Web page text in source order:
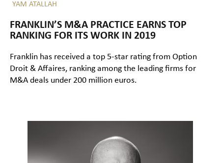
YAM ATALLAH
FRANKLIN’S M&A PRACTICE EARNS TOP
RANKING FOR ITS WORK IN 2019
Franklin has received a top 5-star rating from Option
Droit & Affaires, ranking among the leading firms for
M&A deals under 200 million euros.